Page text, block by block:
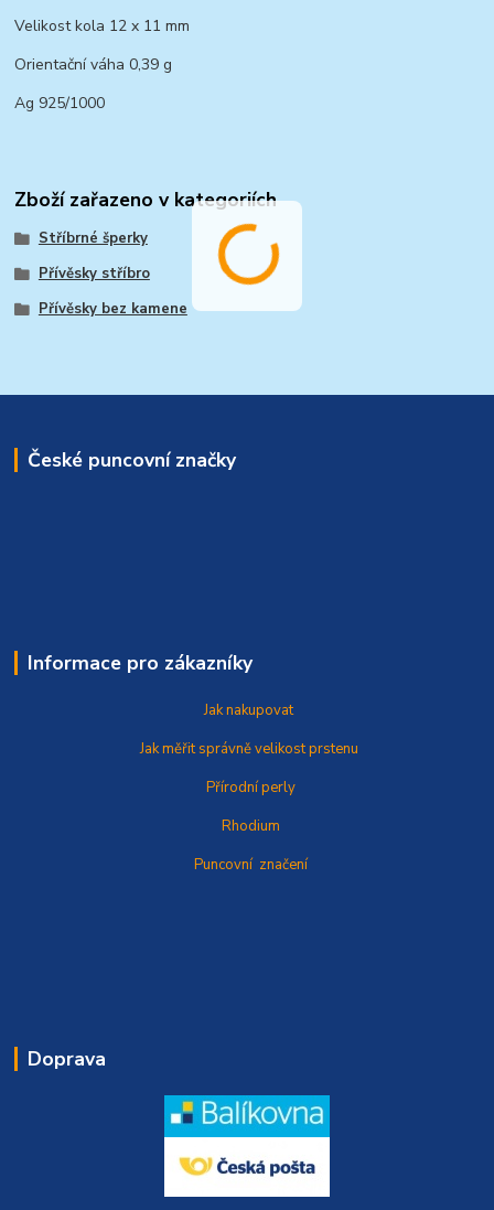
Velikost kola 12 x 11 mm
Orientační váha 0,39 g
Ag 925/1000
Zboží zařazeno v kategoriích
Stříbrné šperky
Přívěsky stříbro
Přívěsky bez kamene
České puncovní značky
Informace pro zákazníky
Jak nakupovat
Jak měřit správněvelikost prstenu
Přírodní perly
Rhodium
Puncovní značení
Doprava